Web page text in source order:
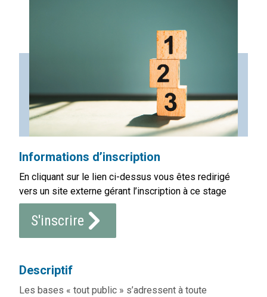
Informations d’inscription
En cliquant sur le lien ci-dessus vous êtes redirigé
vers un site externe gérant l’inscription à ce stage
S'inscrire
Descriptif
Les bases « tout public » s’adressent à toute